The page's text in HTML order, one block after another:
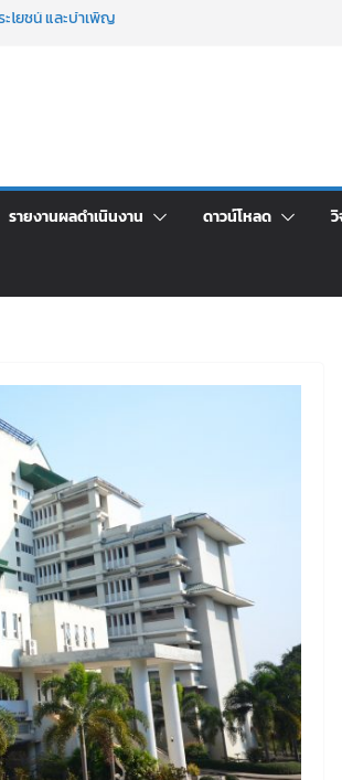
โยชน์ และบำเพ็ญ
เงินรายได้
เปิดให้นักเรียน
การ ประจำ
จำนวน ๑,๙๗๒ ชุด
รายงานผลดำเนินงาน ดาวน์โหลด